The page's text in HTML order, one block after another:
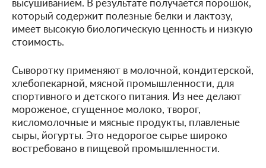
который содержит полезные белки и лактозу,
имеет высокую биологическую ценность и низкую
стоимость.
Сыворотку применяют в молочной, кондитерской,
хлебопекарной, мясной промышленности, для
спортивного и детского питания. Из нее делают
мороженое, сгущенное молоко, творог,
кисломолочные и мясные продукты, плавленые
сыры, йогурты. Это недорогое сырье широко
востребовано в пищевой промышленности.